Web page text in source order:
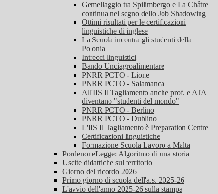
Gemellaggio tra Spilimbergo e La Châtre
continua nel segno dello Job Shadowing
Ottimi risultati per le certificazioni
linguistiche di inglese
La Scuola incontra gli studenti della
Polonia
Intrecci linguistici
Bando Unciagroalimentare
PNRR PCTO - Lione
PNRR PCTO - Salamanca
All'IIS Il Tagliamento anche prof. e ATA
diventano "studenti del mondo"
PNRR PCTO - Berlino
PNRR PCTO - Dublino
L'IIS Il Tagliamento è Preparation Centre
Certificazioni linguistiche
Formazione Scuola Lavoro a Malta
PordenoneLegge: Algoritmo di una storia
Uscite didattiche sul territorio
Giorno del ricordo 2026
Primo giorno di scuola dell'a.s. 2025-26
L'avvio dell'anno 2025-26 sulla stampa